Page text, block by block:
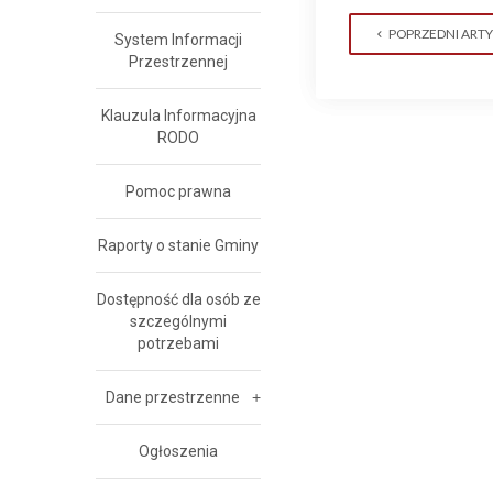
POPRZEDNI
System Informacji
Przestrzennej
Klauzula Informacyjna
RODO
Pomoc prawna
Raporty o stanie Gminy
Dostępność dla osób ze
szczególnymi
potrzebami
Dane przestrzenne
Ogłoszenia